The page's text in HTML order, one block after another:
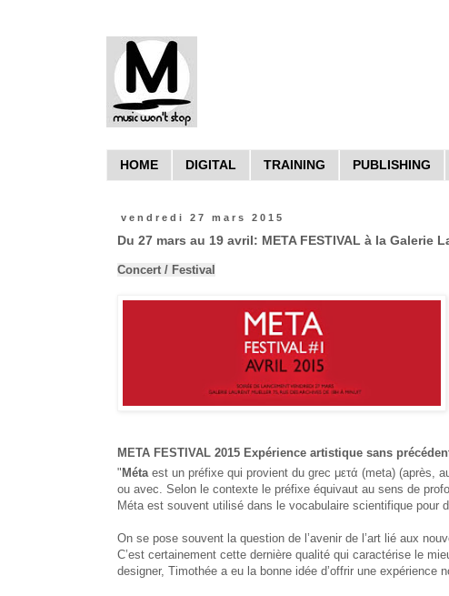
HOME DIGITAL TRAINING PUBLISHING
vendredi 27 mars 2015
Du 27 mars au 19 avril: META FESTIVAL à la Galerie
Concert / Festival
META FESTIVAL 2015 Expérience artistique sans
" Métaest un préfixe qui provient du grec μετά (meta) (après,
ou avec. Selon le contexte le préfixe équivaut au sens de
Méta est souvent utilisé dans le vocabulaire scientifique pour
On se pose souvent la question de l’avenir de l’art lié aux
C’est certainement cette dernière qualité qui caractérise le
designer, Timothée a eu la bonne idée d’offrir une